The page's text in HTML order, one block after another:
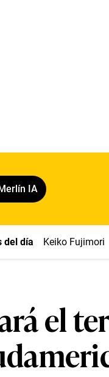
IA
del día Keiko Fujimori
el